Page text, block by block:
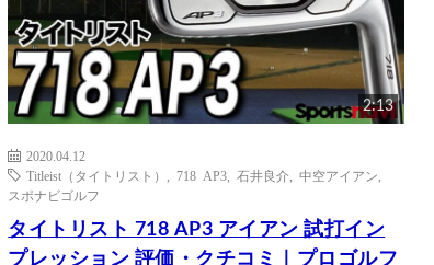
2:13
2020.04.12
Titleist（タイトリスト）
,718 AP3 ,石井良介 ,中空アイアン
スポナビゴルフ
タイトリスト 718 AP3 アイアン 試打イン
プレッション 評価・クチコミ｜プロゴルフ